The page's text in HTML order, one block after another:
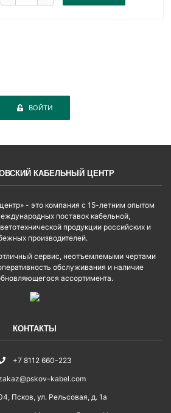
ВОЙТИ
КАБЕЛЬНЫЙ ЦЕНТР
- это компания с 15-летним опытом
поставок кабельной,
продукции российских и
производителей.
сервис, неотъемлемыми чертами
обслуживания и наличие
ассортимента.
КОНТАКТЫ
+7 8112 660-223
kabel.com
, Псков, ул. Рельсовая, д. 1а